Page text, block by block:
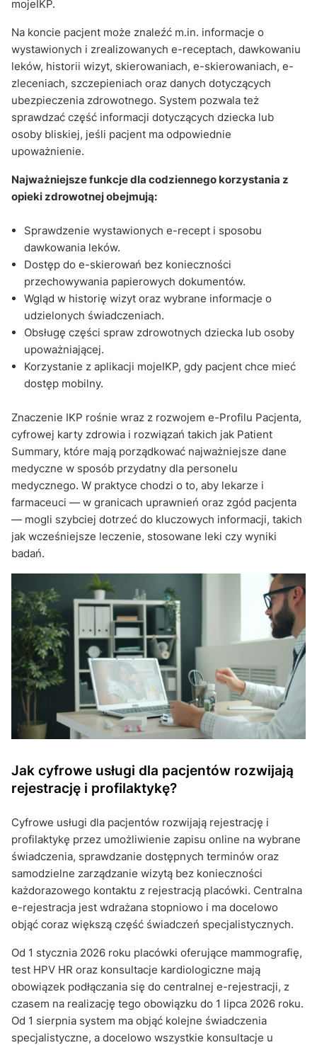
mojeIKP.
Na koncie pacjent może znaleźć m.in. informacje o
wystawionych i zrealizowanych e-receptach, dawkowaniu
leków, historii wizyt, skierowaniach, e-skierowaniach, e-
zleceniach, szczepieniach oraz danych dotyczących
ubezpieczenia zdrowotnego. System pozwala też
sprawdzać część informacji dotyczących dziecka lub
osoby bliskiej, jeśli pacjent ma odpowiednie
upoważnienie.
Najważniejsze funkcje dla codziennego korzystania z
opieki zdrowotnej obejmują:
Sprawdzenie wystawionych e-recept i sposobu
dawkowania leków.
Dostęp do e-skierowań bez konieczności
przechowywania papierowych dokumentów.
Wgląd w historię wizyt oraz wybrane informacje o
udzielonych świadczeniach.
Obsługę części spraw zdrowotnych dziecka lub osoby
upoważniającej.
Korzystanie z aplikacji mojeIKP, gdy pacjent chce mieć
dostęp mobilny.
Znaczenie IKP rośnie wraz z rozwojem e-Profilu Pacjenta,
cyfrowej karty zdrowia i rozwiązań takich jak Patient
Summary, które mają porządkować najważniejsze dane
medyczne w sposób przydatny dla personelu
medycznego. W praktyce chodzi o to, aby lekarze i
farmaceuci — w granicach uprawnień oraz zgód pacjenta
— mogli szybciej dotrzeć do kluczowych informacji, takich
jak wcześniejsze leczenie, stosowane leki czy wyniki
badań.
Jak cyfrowe usługi dla pacjentów rozwijają
rejestrację i profilaktykę?
Cyfrowe usługi dla pacjentów rozwijają rejestrację i
profilaktykę przez umożliwienie zapisu online na wybrane
świadczenia, sprawdzanie dostępnych terminów oraz
samodzielne zarządzanie wizytą bez konieczności
każdorazowego kontaktu z rejestracją placówki. Centralna
e-rejestracja jest wdrażana stopniowo i ma docelowo
objąć coraz większą część świadczeń specjalistycznych.
Od 1 stycznia 2026 roku placówki oferujące mammografię,
test HPV HR oraz konsultacje kardiologiczne mają
obowiązek podłączania się do centralnej e-rejestracji, z
czasem na realizację tego obowiązku do 1 lipca 2026 roku.
Od 1 sierpnia system ma objąć kolejne świadczenia
specjalistyczne, a docelowo wszystkie konsultacje u